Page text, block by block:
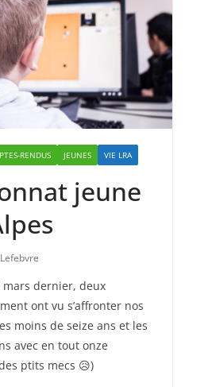
RENDUS JEUNES VIE LRA
jeune
mars dernier, deux
ont vu s’affronter nos
moins de seize ans et les
avec en tout onze
ptits mecs 😥)